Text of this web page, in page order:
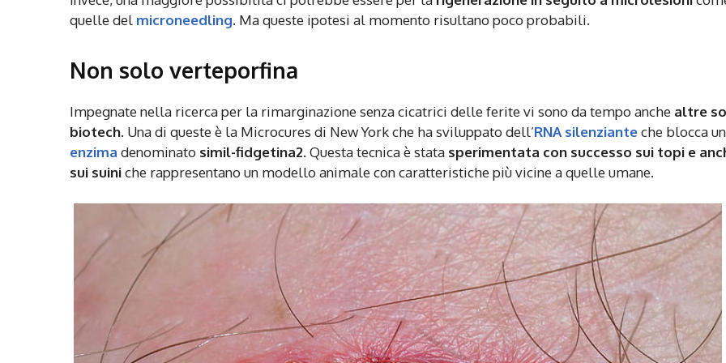
quelle del microneedling. Ma queste ipotesi al momento risultano poco probabili.
Non solo verteporfina
Impegnate nella ricerca per la rimarginazione senza cicatrici delle ferite vi sono da tempo anche altre
biotech. Una di queste è la Microcures di New York che ha sviluppato dell’RNA silenzianteche blocca un
enzima denominato simil-fidgetina2. Questa tecnica è stata sperimentata con successo sui topi e
sui suiniche rappresentano un modello animale con caratteristiche più vicine a quelle umane.